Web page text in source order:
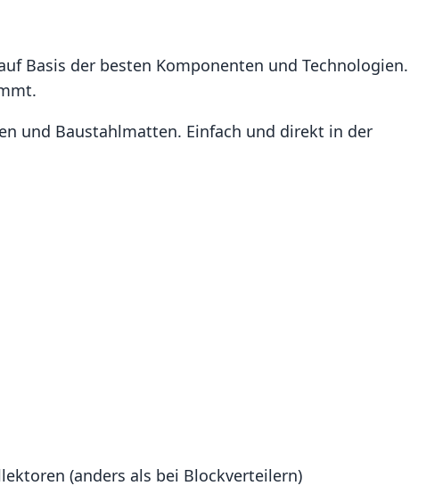
Basis der besten Komponenten und Technologien.
und Baustahlmatten. Einfach und direkt in der
(anders als bei Blockverteilern)